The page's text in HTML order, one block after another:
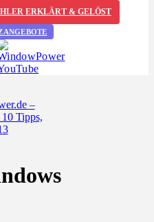
ERKLÄRT & GELÖST